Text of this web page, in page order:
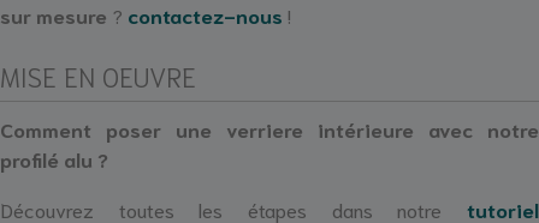
sur mesure ? contactez-nous !
MISE EN OEUVRE
Comment poser une verriere intérieure avec notre
profilé alu ?
Découvrez toutes les étapes dans notre tutoriel